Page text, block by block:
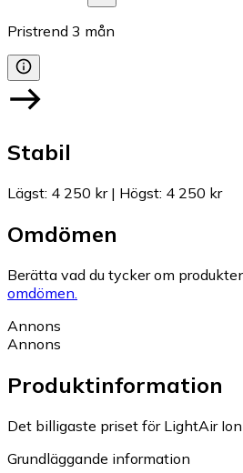
Pristrend 3 mån
Stabil
Lägst: 4 250 kr| Högst: 4 250 kr
Omdömen
Berätta vad du tycker om
omdömen.
Annons
Annons
Produktinformation
Det billigaste priset för LightAir
Grundläggande information